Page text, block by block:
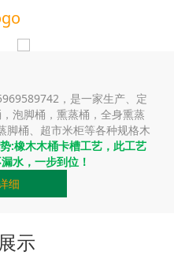
，是一家生产、定
泡脚桶，熏蒸桶，全身熏蒸
脚桶、超市米柜等各种规格木
:橡木木桶卡槽工艺，此工艺
水，一步到位！
细
示